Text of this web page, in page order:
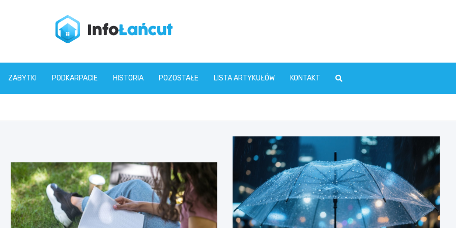
infolancut.pl
ZABYTKI PODKARPACIE HISTORIA POZOSTAŁE LISTA ARTYKUŁÓW KONTAKT